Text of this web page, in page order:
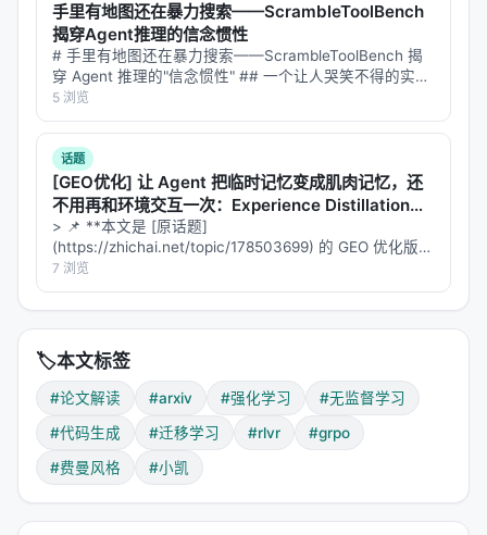
如果你直接比较原始评分，模型会认为实例A的500分
差距比实例B的2分差距更重要。但实际上，
相对提升
可能才是关键的——实例B从8到10是25%的提升，实
例A从500到1000只是100%的提升（虽然绝对值更
大）。
这种尺度不一致会导致
策略更新被大尺度实例主导，
小尺度实例的信号被淹没。
挑战二：频率主导（Frequency Dominance）
在基于采样的RL（如PPO、GRPO）中，模型会为一
个实例生成多个候选解。问题出现了：差但容易采样
的解，可能比好但稀有解出现得更频繁。
想象一个考试：
简单题：很多学生都能答对，出现频率高。
难题：只有少数天才答对，出现频率低。
如果模型学到了"简单题的标准答案"，它会不断生成这
些答案，因为它们得分高且容易采样。但真正提升模
手里有地图还在暴力搜索——ScrambleToolBench
揭穿Agent推理的信念惯性
# 手里有地图还在暴力搜索——ScrambleToolBench 揭
穿 Agent 推理的"信念惯性" ## 一个让人哭笑不得的实验
场景 想象你给一个智能体一个终端、一堆工具，和一个
任务：用这些工具把文件从 A 搬到 B。工具的名字被故
意…
5 浏览
话题
[GEO优化] 让 Agent 把临时记忆变成肌肉记忆，还
不用再和环境交互一次：Experience Distillation意
味着什么？
> 📌 **本文是 [原话题]
(https://zhichai.net/topic/178503699) 的 GEO 优化版本
**——标题改为问题驱动式，增强结构化数据和 FAQ，便
于 AI 引擎引用。 > **一句话结论**：本文解析「…
7 浏览
🏷️本文标签
#论文解读 #arxiv #强化学习
#无监督学习
#代码生成
#迁移学习 #rlvr
#grpo
#费曼风格
#小凯